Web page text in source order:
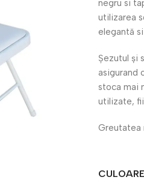
negru si
utilizarea
elegantă si
Şezutul şi
asigurand
stoca mai
utilizate,
Greutatea
CULOARE